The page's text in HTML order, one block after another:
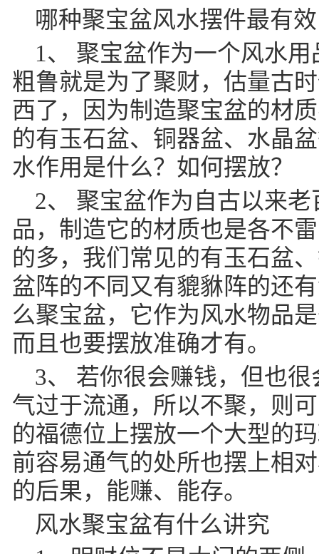
哪种聚宝盆风水摆件最有效
1、 聚宝盆作为一个风水
粗鲁就是为了聚财，估量古
西了，因为制造聚宝盆的材
的有玉石盆、铜器盆、水晶
水作用是什么？如何摆放？
2、 聚宝盆作为自古以来
品，制造它的材质也是各不
的多，我们常见的有玉石盆
盆阵的不同又有貔貅阵的还
么聚宝盆，它作为风水物品
而且也要摆放准确才有。
3、 若你很会赚钱，但也
气过于流通，所以不聚，则
的福德位上摆放一个大型的
前容易通气的处所也摆上相
的后果，能赚、能存。
风水聚宝盆有什么讲究